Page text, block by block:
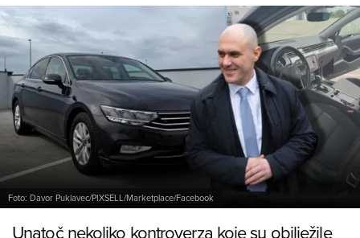
Foto: Davor Puklavec/PIXSELL/Marketplace/Facebook
Unatoč nekoliko kontroverza koje su obilježile